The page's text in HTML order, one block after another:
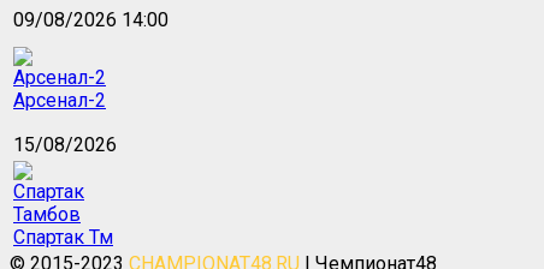
09/08/2026 14:00
Арсенал-2
15/08/2026
Спартак Тм
© 2015-2023 CHAMPIONAT48.RU | Чемпионат48